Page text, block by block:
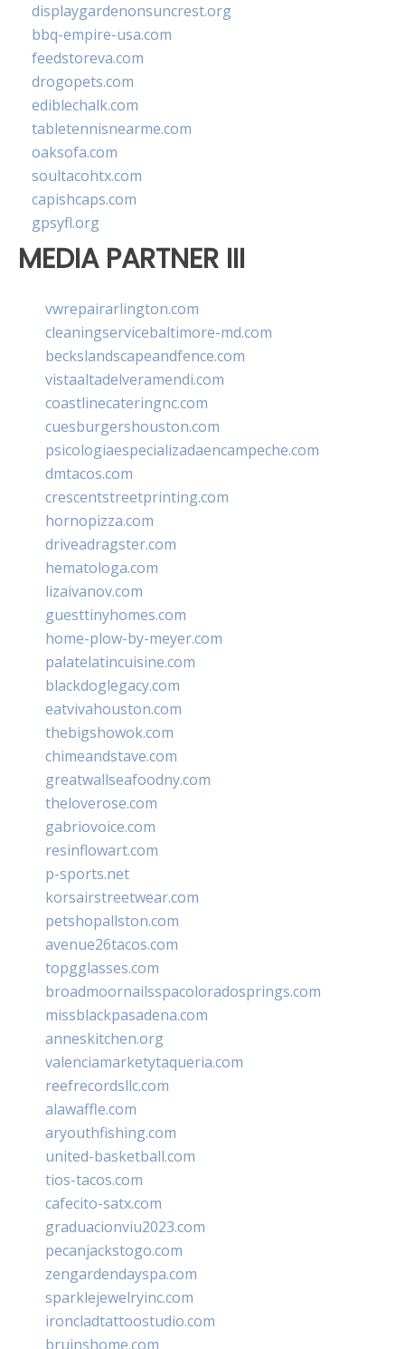
displaygardenonsuncrest.org
bbq-empire-usa.com
feedstoreva.com
drogopets.com
ediblechalk.com
tabletennisnearme.com
oaksofa.com
soultacohtx.com
capishcaps.com
gpsyfl.org
MEDIA PARTNER III
vwrepairarlington.com
cleaningservicebaltimore-md.com
beckslandscapeandfence.com
vistaaltadelveramendi.com
coastlinecateringnc.com
cuesburgershouston.com
psicologiaespecializadaencampeche.com
dmtacos.com
crescentstreetprinting.com
hornopizza.com
driveadragster.com
hematologa.com
lizaivanov.com
guesttinyhomes.com
home-plow-by-meyer.com
palatelatincuisine.com
blackdoglegacy.com
eatvivahouston.com
thebigshowok.com
chimeandstave.com
greatwallseafoodny.com
theloverose.com
gabriovoice.com
resinflowart.com
p-sports.net
korsairstreetwear.com
petshopallston.com
avenue26tacos.com
topgglasses.com
broadmoornailsspacoloradosprings.com
missblackpasadena.com
anneskitchen.org
valenciamarketytaqueria.com
reefrecordsllc.com
alawaffle.com
aryouthfishing.com
united-basketball.com
tios-tacos.com
cafecito-satx.com
graduacionviu2023.com
pecanjackstogo.com
zengardendayspa.com
sparklejewelryinc.com
ironcladtattoostudio.com
bruinshome.com